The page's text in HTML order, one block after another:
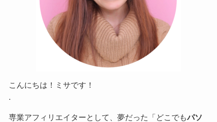
こんにちは！ミサです！
.
専業アフィリエイターとして、夢だった「どこでもパソ